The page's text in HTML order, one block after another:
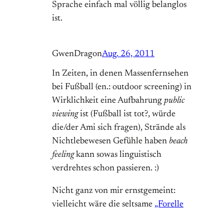
Sprache einfach mal völlig belanglos
ist.
GwenDragonAug. 26, 2011
In Zeiten, in denen Massenfernsehen
bei Fußball (en.: outdoor screening) in
Wirklichkeit eine Aufbahrung public
viewingist (Fußball ist tot?, würde
die/der Ami sich fragen), Strände als
Nichtlebewesen Gefühle haben beach
feelingkann sowas linguistisch
verdrehtes schon passieren. :)
Nicht ganz von mir ernstgemeint:
vielleicht wäre die seltsame „Forelle